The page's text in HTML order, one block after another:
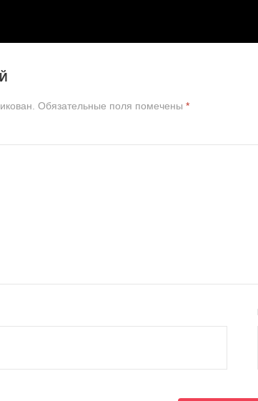
Обязательные поля помечены *